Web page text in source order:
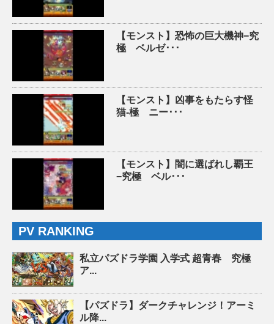
【モンスト】恐怖の巨大機神−究
極 ベルゼ･･･
【モンスト】凶事をもたらす怪
猫-極 ニー･･･
【モンスト】闇に選ばれし覇王
−究極 ベル･･･
PV RANKING
私立パズドラ学園 入学式 超青春 究極
ア...
【パズドラ】ダークチャレンジ！アーミ
ル降...